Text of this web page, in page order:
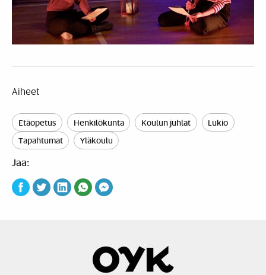
Aiheet
Etäopetus Henkilökunta Koulun juhlat
Lukio
Tapahtumat
Yläkoulu
Jaa: